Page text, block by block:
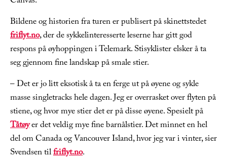
Bildene og historien fra turen er publisert på skinettstedet
friflyt.no, der de sykkelinteresserte leserne har gitt god
respons på øyhoppingen i Telemark. Stisyklister elsker å ta
seg gjennom fine landskap på smale stier.
– Det er jo litt eksotisk å ta en ferge ut på øyene og sykle
masse singletracks hele dagen. Jeg er overrasket over flyten på
stiene, og hvor mye stier det er på disse øyene. Spesielt på
Tåtøyer det veldig mye fine barnålstier. Det minnet en hel
del om Canada og Vancouver Island, hvor jeg var i vinter, sier
Svendsen tilfriflyt.no.